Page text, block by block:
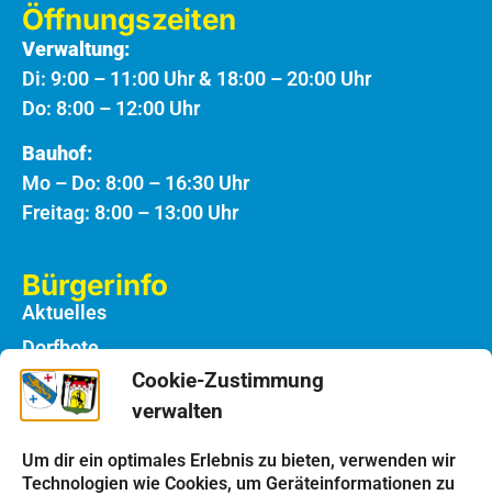
Cookie-Zustimmung
verwalten
Um dir ein optimales Erlebnis zu bieten, verwenden wir
Technologien wie Cookies, um Geräteinformationen zu
Öffnungszeiten
Verwaltung:
Di: 9:00 – 11:00 Uhr & 18:00 – 20:00 Uhr
Do: 8:00 – 12:00 Uhr
Bauhof:
Mo – Do: 8:00 – 16:30 Uhr
Freitag: 8:00 – 13:00 Uhr
Bürgerinfo
Aktuelles
Dorfbote
Rathaus
Notdienste
Bauhof